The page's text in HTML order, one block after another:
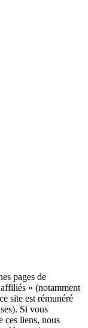
pages de
» (notamment
site est rémunéré
Si vous
ces liens, nous